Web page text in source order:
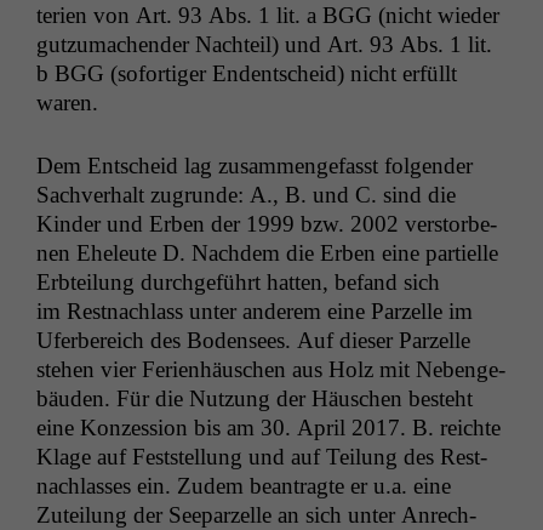
te­rien von Art. 93 Abs. 1 lit. a BGG (nicht wieder
gutzu­machen­der Nachteil) und Art. 93 Abs. 1 lit.
b BGG (sofor­tiger Endentscheid) nicht erfüllt
waren.
Dem Entscheid lag zusam­menge­fasst fol­gen­der
Sachver­halt zugrunde: A., B. und C. sind die
Kinder und Erben der 1999 bzw. 2002 ver­stor­be­
nen Eheleute D. Nach­dem die Erben eine par­tielle
Erbteilung durchge­führt hat­ten, befand sich
im Rest­nach­lass unter anderem eine Parzelle im
Ufer­bere­ich des Bodensees. Auf dieser Parzelle
ste­hen vier Ferien­häuschen aus Holz mit Nebenge­
bäu­den. Für die Nutzung der Häuschen beste­ht
eine Konzes­sion bis am 30. April 2017. B. reichte
Klage auf Fest­stel­lung und auf Teilung des Rest­
nach­lass­es ein. Zudem beantragte er u.a. eine
Zuteilung der Seeparzelle an sich unter Anrech­